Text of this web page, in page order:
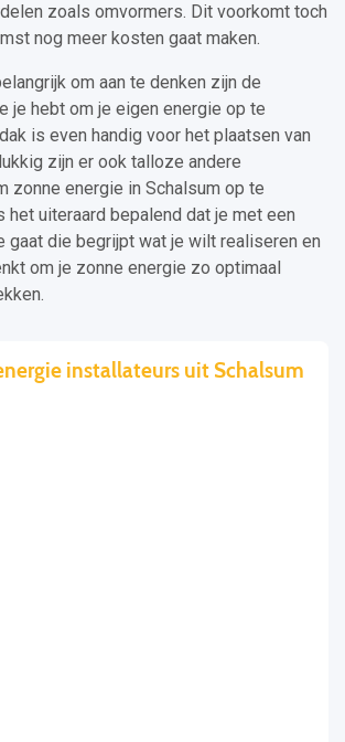
zoals omvormers. Dit voorkomt toch
nog meer kosten gaat maken.
om aan te denken zijn de
je hebt om je eigen energie op te
is even handig voor het plaatsen van
zijn er ook talloze andere
zonne energie in Schalsum op te
het uiteraard bepalend dat je met een
gaat die begrijpt wat je wilt realiseren en
om je zonne energie zo optimaal
installateurs uit Schalsum